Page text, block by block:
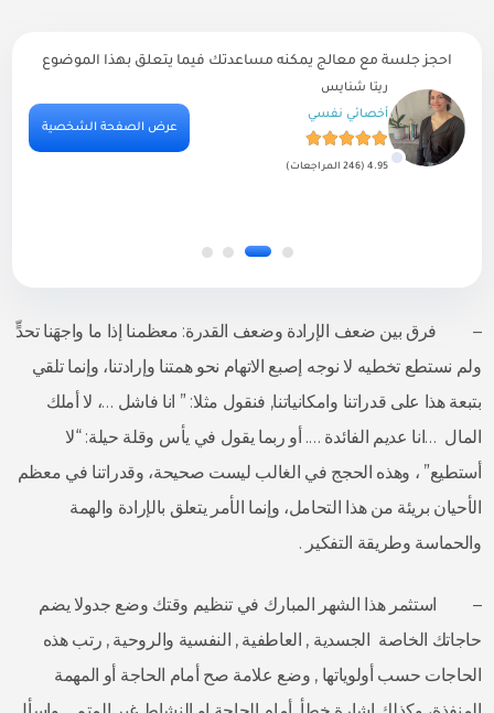
احجز جلسة مع معالج يمكنه مساعدتك فيما يتعلق بهذا الموضوع
ريتا شنايس
أخصائي نفسي
4.95 (246 المراجعات)
عرض الصفحة الشخصية
– فرق بين ضعف الإرادة وضعف القدرة: معظمنا إذا ما واجهَنا تحدٍّ
ولم نستطع تخطيه لا نوجه إصبع الاتهام نحو همتنا وإرادتنا، وإنما تلقي
بتبعة هذا على قدراتنا وامكانياتنا, فنقول مثلا: ” انا فاشل …، لا أملك
المال …انا عديم الفائدة …. أو ربما يقول في يأس وقلة حيلة: “لا
أستطيع” ، وهذه الحجج في الغالب ليست صحيحة، وقدراتنا في معظم
الأحيان بريئة من هذا التحامل، وإنما الأمر يتعلق بالإرادة والهمة
والحماسة وطريقة التفكير .
– استثمر هذا الشهر المبارك في تنظيم وقتك وضع جدولا يضم
حاجاتك الخاصة الجسدية , العاطفية , النفسية والروحية , رتب هذه
الحاجات حسب أولوياتها , وضع علامة صح أمام الحاجة أو المهمة